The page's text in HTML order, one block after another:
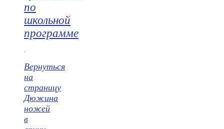
по
школьной
программе
Вернуться
на
страницу
Дюжина
ножей
в